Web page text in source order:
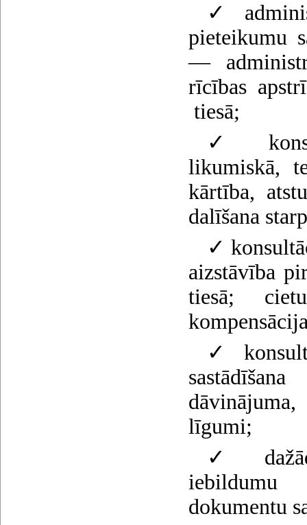
✓
pieteikumu
—
rīcības
tiesā;
✓
likumiskā,
kārtība,
dalīšana
✓
aizstāvība
tiesā;
✓
līgumi;
✓
iebildumu
dokumentu